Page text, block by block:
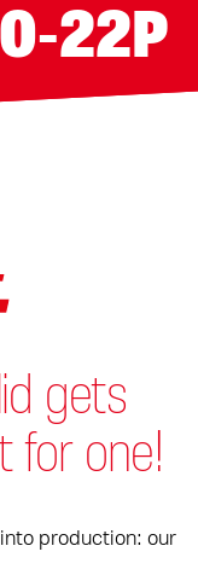
22P
gets
for one!
production: our